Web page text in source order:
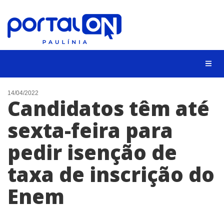
CIDADES
EVENTOS
EMPREGO
ANIVERSÁRIO DAS CIDADES
ANUNCIE
CONTATO
14/04/2022
Candidatos têm até
sexta-feira para
pedir isenção de
taxa de inscrição do
Enem